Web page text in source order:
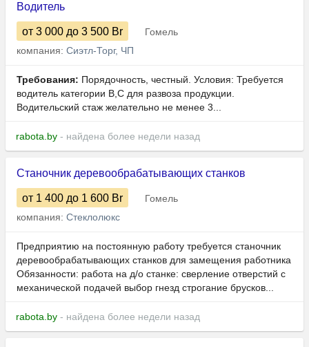
Водитель
от 3 000 до 3 500 Br
Гомель
компания: Сиэтл-Торг, ЧП
Требования: Порядочность, честный. Условия: Требуется
водитель категории B,C для развоза продукции.
Водительский стаж желательно не менее 3...
rabota.by - найдена более недели назад
Станочник деревообрабатывающих станков
от 1 400 до 1 600 Br
Гомель
компания: Стеклолюкс
Предприятию на постоянную работу требуется станочник
деревообрабатывающих станков для замещения работника
Обязанности: работа на д/о станке: сверление отверстий с
механической подачей выбор гнезд строгание брусков...
rabota.by - найдена более недели назад